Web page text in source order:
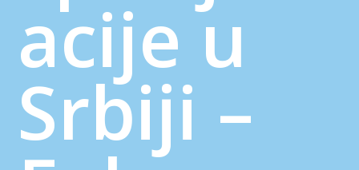
acije u
Srbiji –